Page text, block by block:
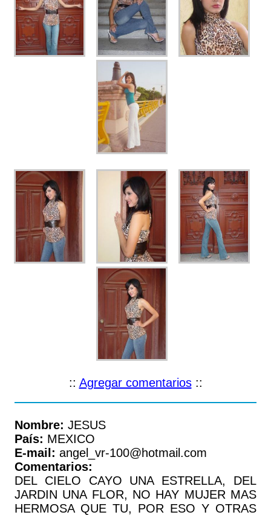
:: Agregar comentarios::
Nombre: JESUS
País: MEXICO
E-mail: angel_vr-100@hotmail.com
Comentarios:
DEL CIELO CAYO UNA ESTRELLA, DEL
JARDIN UNA FLOR, NO HAY MUJER MAS
HERMOSA QUE TU, POR ESO Y OTRAS